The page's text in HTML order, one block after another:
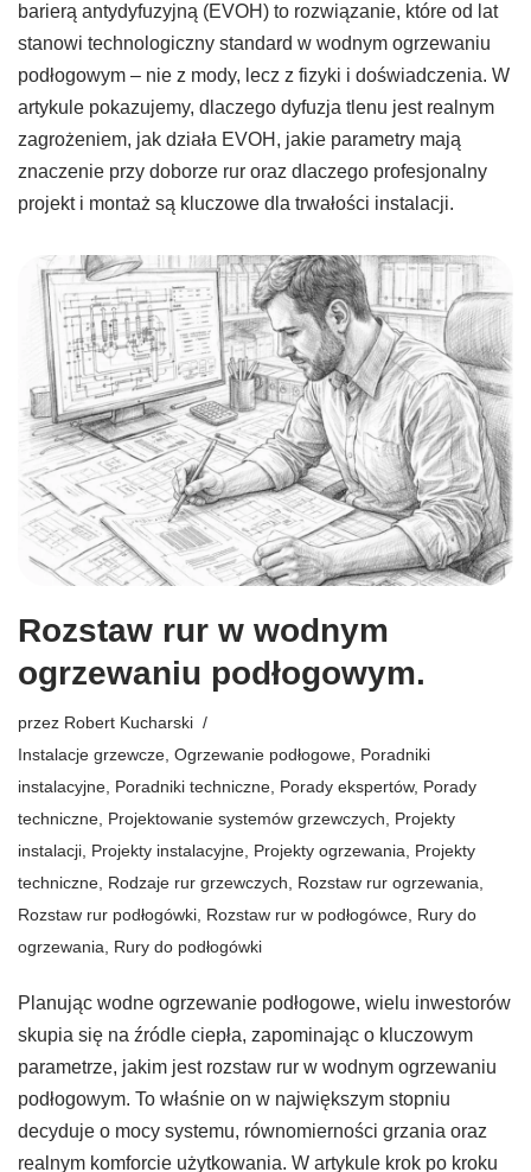
barierą antydyfuzyjną (EVOH) to rozwiązanie, które od lat
stanowi technologiczny standard w wodnym ogrzewaniu
podłogowym – nie z mody, lecz z fizyki i doświadczenia. W
artykule pokazujemy, dlaczego dyfuzja tlenu jest realnym
zagrożeniem, jak działa EVOH, jakie parametry mają
znaczenie przy doborze rur oraz dlaczego profesjonalny
projekt i montaż są kluczowe dla trwałości instalacji.
Rozstaw rur w wodnym
ogrzewaniu podłogowym.
przez Robert Kucharski
Instalacje grzewcze Ogrzewanie podłogowe Poradniki
instalacyjne Poradniki techniczne Porady ekspertów, Porady
techniczne Projektowanie systemów grzewczych
Projekty
instalacji Projekty instalacyjne Projekty ogrzewania
Projekty
techniczne Rodzaje rur grzewczych Rozstaw rur ogrzewania
Rozstaw rur podłogówki Rozstaw rur w podłogówce Rury do
ogrzewania
Rury do podłogówki
Planując wodne ogrzewanie podłogowe, wielu inwestorów
skupia się na źródle ciepła, zapominając o kluczowym
parametrze, jakim jest rozstaw rur w wodnym ogrzewaniu
podłogowym. To właśnie on w największym stopniu
decyduje o mocy systemu, równomierności grzania oraz
realnym komforcie użytkowania. W artykule krok po kroku